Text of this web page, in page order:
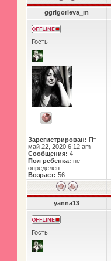
ggrigorieva_m
Гость
Зарегистрирован: Пт
май 22, 2020 6:12 am
Сообщения: 4
Пол ребенка: не
определен
Возраст: 56
yanna13
Гость